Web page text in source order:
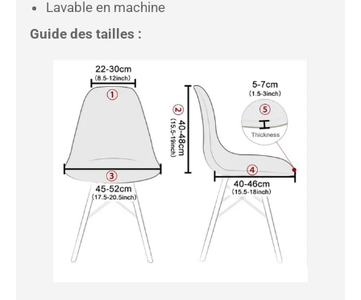
Lavable en machine
Guide des tailles :